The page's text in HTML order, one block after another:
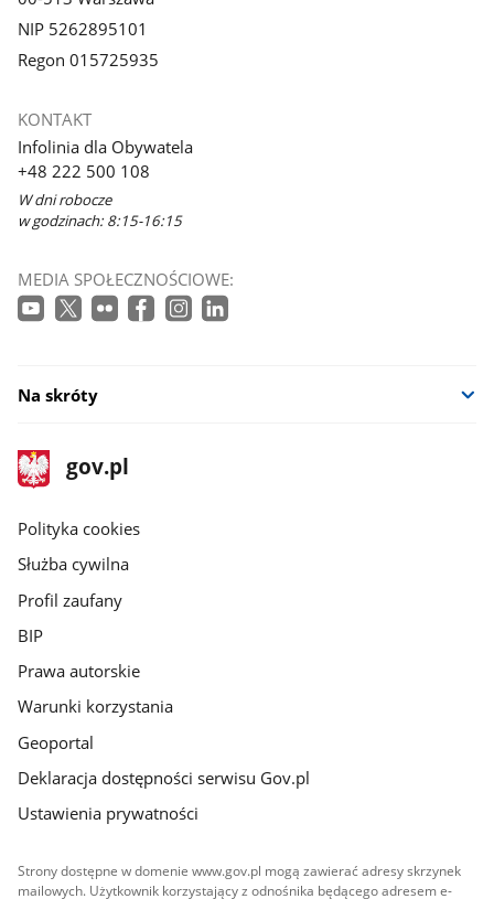
NIP 5262895101
Regon 015725935
KONTAKT
Infolinia dla Obywatela
+48 222 500 108
W dni robocze
w godzinach: 8:15-16:15
MEDIA SPOŁECZNOŚCIOWE:
Na skróty
stopka
gov.pl
Strona
gov.pl
gov.pl
Polityka cookies
Służba cywilna
Profil zaufany
BIP
Prawa autorskie
Warunki korzystania
Geoportal
Deklaracja dostępności serwisu Gov.pl
Ustawienia prywatności
Strony dostępne w domenie www.gov.pl mogą zawierać adresy skrzynek
mailowych. Użytkownik korzystający z odnośnika będącego adresem e-